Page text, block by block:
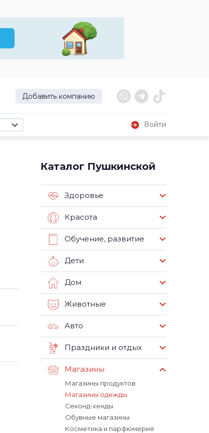
Добавить компанию
Войти
Каталог Пушкинской
Здоровье
Красота
Обучение, развитие
Дети
Дом
Животные
Авто
Праздники и отдых
Магазины
Магазины продуктов
Магазины одежды
Секонд-хенды
Обувные магазины
Косметика и парфюмерия